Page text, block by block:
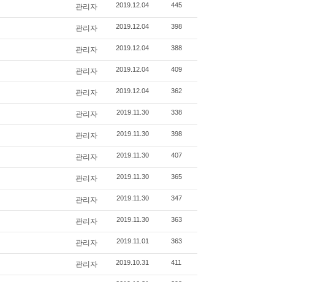
관리자 2019.12.04 445
관리자 2019.12.04 398
관리자 2019.12.04 388
관리자 2019.12.04 409
관리자 2019.12.04 362
관리자 2019.11.30 338
관리자 2019.11.30 398
관리자 2019.11.30 407
관리자 2019.11.30 365
관리자 2019.11.30 347
관리자 2019.11.30 363
관리자 2019.11.01 363
관리자 2019.10.31 411